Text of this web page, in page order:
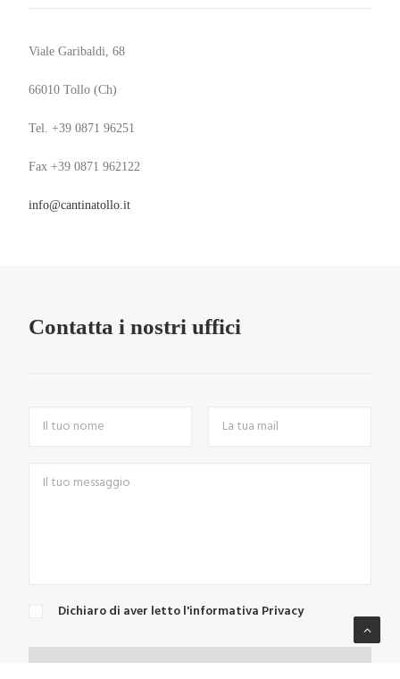
Viale Garibaldi, 68
66010 Tollo (Ch)
Tel. +39 0871 96251
Fax +39 0871 962122
info@cantinatollo.it
Contatta i nostri uffici
Dichiaro di aver letto l'informativa Privacy